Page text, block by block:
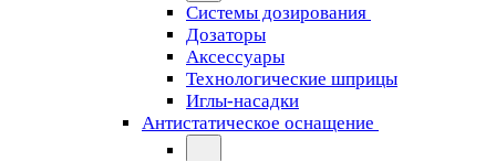
Системы дозирования
Дозаторы
Аксессуары
Технологические шприцы
Иглы-насадки
Антистатическое оснащение